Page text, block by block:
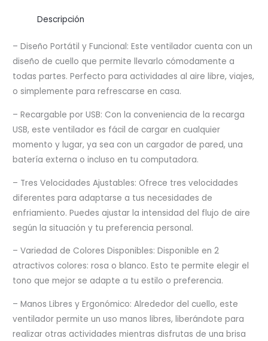
cantidadDescripción
– Diseño Portátil y Funcional: Este ventilador cuenta con un
diseño de cuello que permite llevarlo cómodamente a
todas partes. Perfecto para actividades al aire libre, viajes,
o simplemente para refrescarse en casa.
– Recargable por USB: Con la conveniencia de la recarga
USB, este ventilador es fácil de cargar en cualquier
momento y lugar, ya sea con un cargador de pared, una
batería externa o incluso en tu computadora.
– Tres Velocidades Ajustables: Ofrece tres velocidades
diferentes para adaptarse a tus necesidades de
enfriamiento. Puedes ajustar la intensidad del flujo de aire
según la situación y tu preferencia personal.
– Variedad de Colores Disponibles: Disponible en 2
atractivos colores: rosa o blanco. Esto te permite elegir el
tono que mejor se adapte a tu estilo o preferencia.
– Manos Libres y Ergonómico: Alrededor del cuello, este
ventilador permite un uso manos libres, liberándote para
realizar otras actividades mientras disfrutas de una brisa